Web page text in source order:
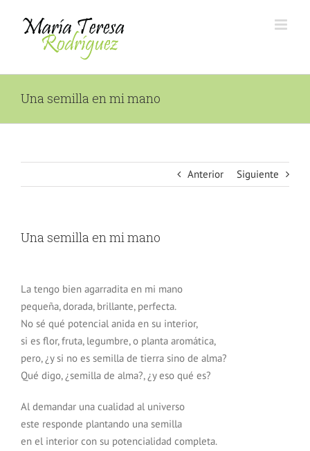
contenido
Una semilla en mi mano
Anterior Siguiente
Una semilla en mi mano
La tengo bien agarradita en mi mano
pequeña, dorada, brillante, perfecta.
No sé qué potencial anida en su interior,
si es flor, fruta, legumbre, o planta aromática,
pero, ¿y si no es semilla de tierra sino de alma?
Qué digo, ¿semilla de alma?, ¿y eso qué es?
Al demandar una cualidad al universo
este responde plantando una semilla
en el interior con su potencialidad completa.